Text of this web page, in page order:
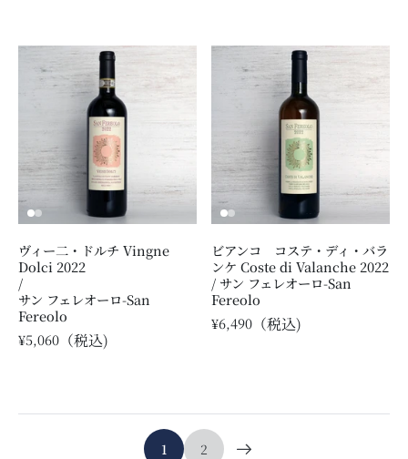
ヴィー二・ドルチ Vingne
Dolci 2022
/
サン フェレオーロ-San
Fereolo
¥5,060
ビアンコ コステ・ディ・バラ
ンケ Coste di Valanche 2022
/ サン フェレオーロ-San
Fereolo
¥6,490
1 2